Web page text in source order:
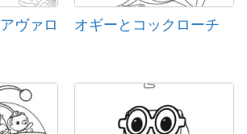
ヴァロ
オギーとコックローチ